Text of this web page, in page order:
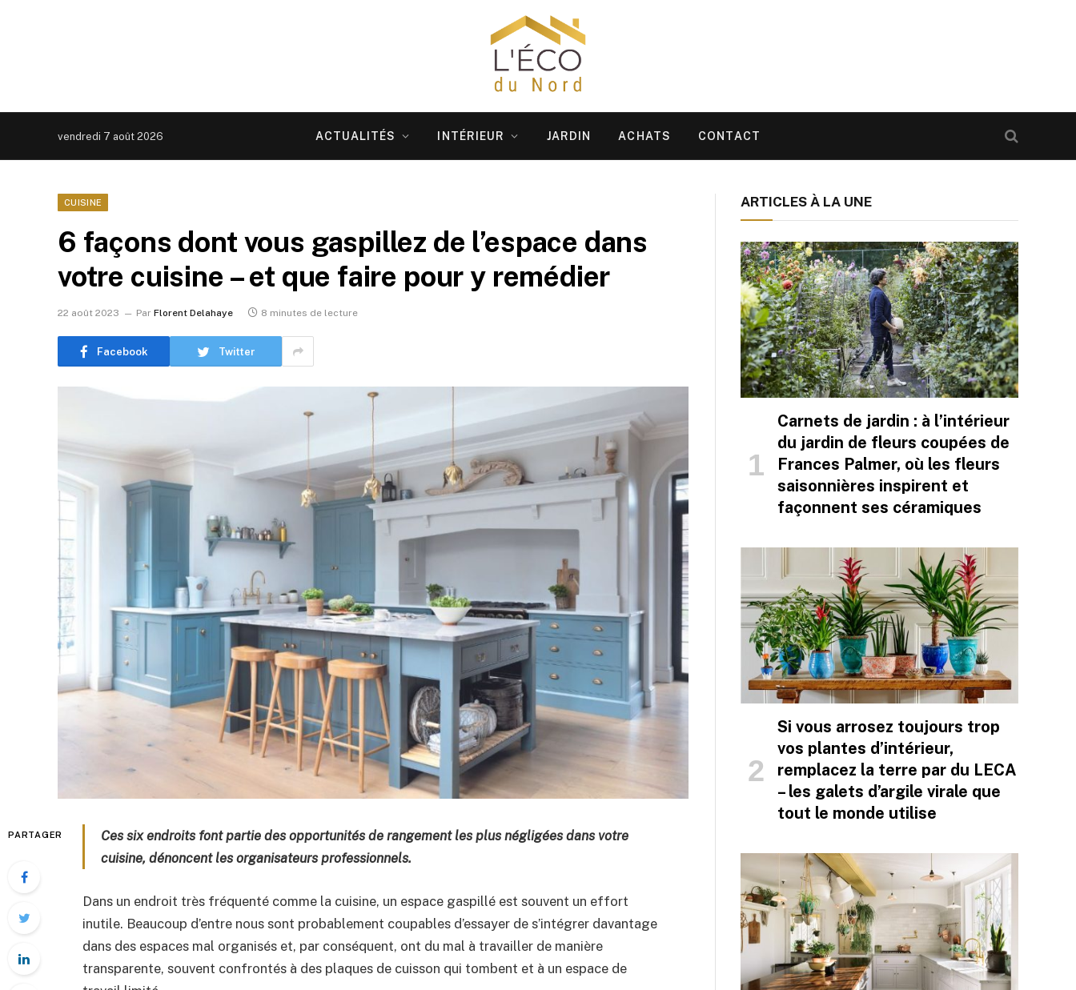
vendredi 7 août 2026 ACTUALITÉS INTÉRIEUR JARDIN ACHATS CONTACT
CUISINE
6 façons dont vous gaspillez de l’espace dans
votre cuisine – et que faire pour y remédier
22 août 2023 Par Florent Delahaye 8 minutes de lecture
Facebook Twitter
PARTAGER
Ces six endroits font partie des opportunités de rangement les plus négligées dans votre
cuisine, dénoncent les organisateurs professionnels.
Dans un endroit très fréquenté comme la cuisine, un espace gaspillé est souvent un effort
inutile. Beaucoup d’entre nous sont probablement coupables d’essayer de s’intégrer davantage
dans des espaces mal organisés et, par conséquent, ont du mal à travailler de manière
transparente, souvent confrontés à des plaques de cuisson qui tombent et à un espace de
ARTICLES À LA UNE
Carnets de jardin : à l’intérieur
du jardin de fleurs coupées de
Frances Palmer, où les fleurs
saisonnières inspirent et
façonnent ses céramiques
Si vous arrosez toujours trop
vos plantes d’intérieur,
remplacez la terre par du LECA
– les galets d’argile virale que
tout le monde utilise